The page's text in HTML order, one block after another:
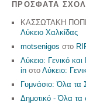
ΠΡΌΣΦΑΤΑ
ΚΑΣΣΩΤΑΚΗ
Λύκειο Χαλκίδας
motsenigos στο
Λύκειο: Γενικό
in στο Λύκειο:
Γυμνάσιο: Όλα τα
Δημοτικό - Όλα τα